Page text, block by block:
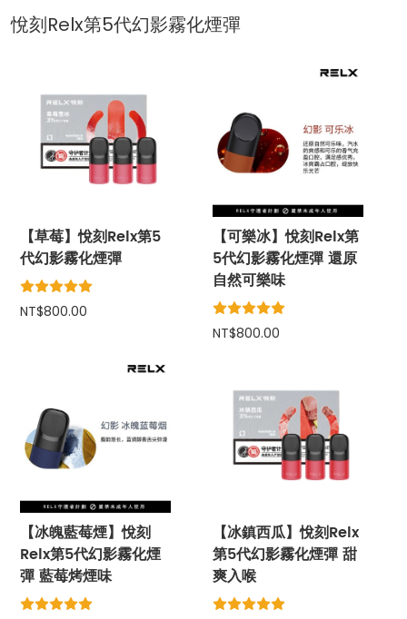
悅刻Relx第5代幻影霧化煙彈
【草莓】悅刻Relx第5
代幻影霧化煙彈
NT$800.00
【可樂冰】悅刻Relx第
5代幻影霧化煙彈 還原
自然可樂味
NT$800.00
【冰魄藍莓煙】悅刻
Relx第5代幻影霧化煙
彈 藍莓烤煙味
【冰鎮西瓜】悅刻Relx
第5代幻影霧化煙彈 甜
爽入喉